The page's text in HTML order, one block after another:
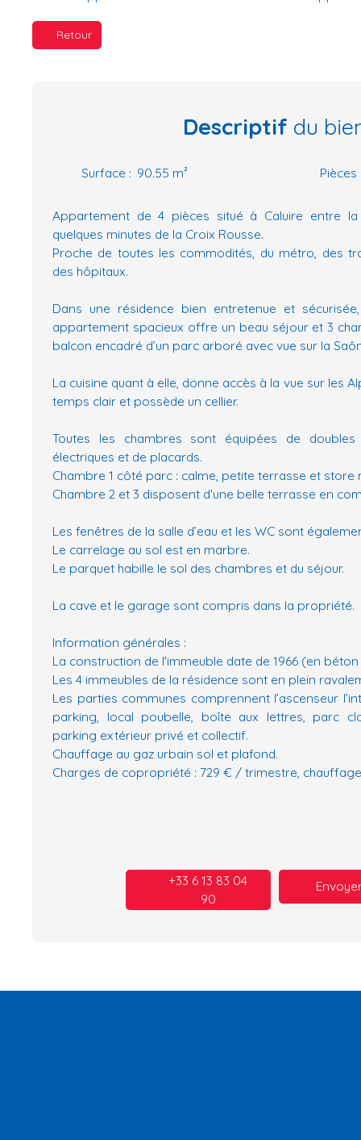
Retour
Descriptif du
Surface : 90.55 m² Pièces
Appartement de 4 pièces situé à Caluire entre
quelques minutes de la Croix Rousse.
Proche de toutes les commodités, du métro, des
des hôpitaux.
Dans une résidence bien entretenue et
appartement spacieux offre un beau séjour et 3
balcon encadré d’un parc arboré avec vue sur la
La cuisine quant à elle, donne accès à la vue sur les
temps clair et possède un cellier.
Toutes les chambres sont équipées de
électriques et de placards.
Chambre 1 côté parc : calme, petite terrasse et store
Chambre 2 et 3 disposent d'une belle terrasse en
Les fenêtres de la salle d’eau et les WC sont
Le carrelage au sol est en marbre.
Le parquet habille le sol des chambres et du séjour.
La cave et le garage sont compris dans la propriété.
Information générales :
La construction de l'immeuble date de 1966 (en
Les 4 immeubles de la résidence sont en plein
Les parties communes comprennent l’ascenseur
parking, local poubelle, boîte aux lettres, parc
parking extérieur privé et collectif.
Chauffage au gaz urbain sol et plafond.
Charges de copropriété : 729 € / trimestre,
+33 6 13 83 04
90